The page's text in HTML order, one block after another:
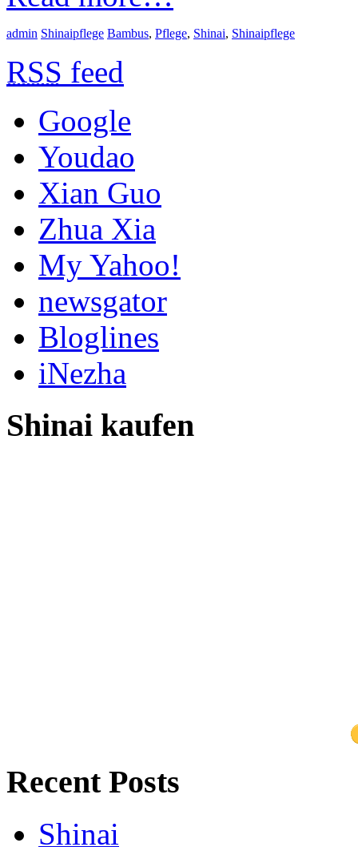
admin Shinaipflege Bambus, Pflege, Shinai, Shinaipflege
RSS feed
Google
Youdao
Xian Guo
Zhua Xia
My Yahoo!
newsgator
Bloglines
iNezha
Shinai kaufen
Recent Posts
Shinai